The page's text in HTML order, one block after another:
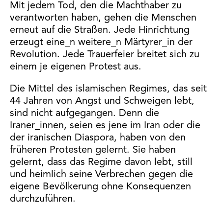
Mit jedem Tod, den die Machthaber zu
verantworten haben, gehen die Menschen
erneut auf die Straßen. Jede Hinrichtung
erzeugt eine_n weitere_n Märtyrer_in der
Revolution. Jede Trauerfeier breitet sich zu
einem je eigenen Protest aus.
Die Mittel des islamischen Regimes, das seit
44 Jahren von Angst und Schweigen lebt,
sind nicht aufgegangen. Denn die
Iraner_innen, seien es jene im Iran oder die
der iranischen Diaspora, haben von den
früheren Protesten gelernt. Sie haben
gelernt, dass das Regime davon lebt, still
und heimlich seine Verbrechen gegen die
eigene Bevölkerung ohne Konsequenzen
durchzuführen.